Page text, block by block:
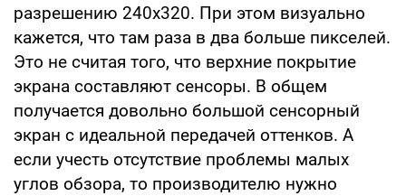
разрешению 240х320. При этом визуально
кажется, что там раза в два больше пикселей.
Это не считая того, что верхние покрытие
экрана составляют сенсоры. В общем
получается довольно большой сенсорный
экран с идеальной передачей оттенков. А
если учесть отсутствие проблемы малых
углов обзора, то производителю нужно